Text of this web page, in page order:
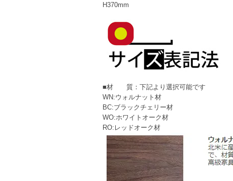
H370mm
■材 質：下記より選択可能です
WN:ウォルナット材
BC:ブラックチェリー材
WO:ホワイトオーク材
RO:レッドオーク材